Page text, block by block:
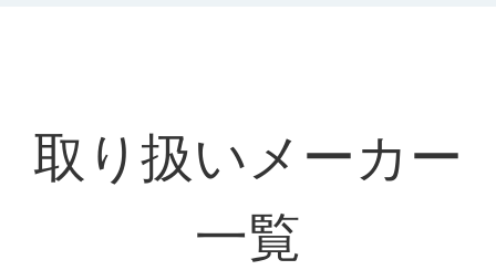
取り扱いメーカー
一覧